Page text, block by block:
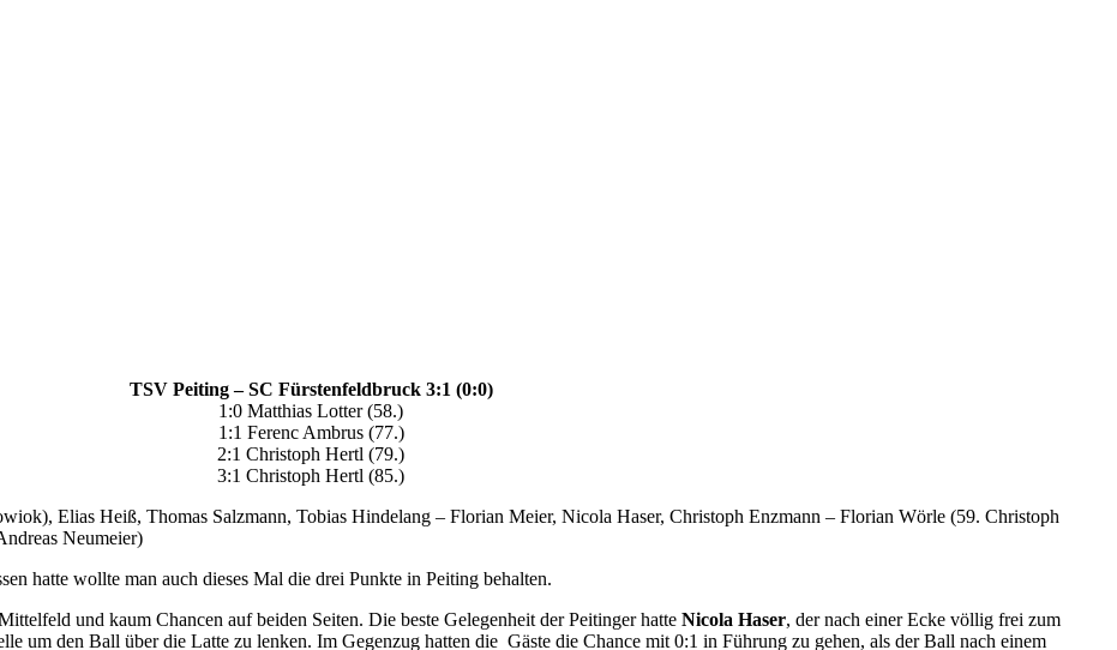
TSV Peiting – SC Fürstenfeldbruck 3:1 (0:0)
1:0 Matthias Lotter (58.)
1:1 Ferenc Ambrus (77.)
2:1 Christoph Hertl (79.)
3:1 Christoph Hertl (85.)
Elias Heiß, Thomas Salzmann, Tobias Hindelang – Florian Meier, Nicola Haser, Christoph Enzmann – Florian Wörle (59. Christoph
Neumeier)
hatte wollte man auch dieses Mal die drei Punkte in Peiting behalten.
und kaum Chancen auf beiden Seiten. Die beste Gelegenheit der Peitinger hatte Nicola Haser, der nach einer Ecke völlig frei zum
um den Ball über die Latte zu lenken. Im Gegenzug hatten die Gäste die Chance mit 0:1 in Führung zu gehen, als der Ball nach einem